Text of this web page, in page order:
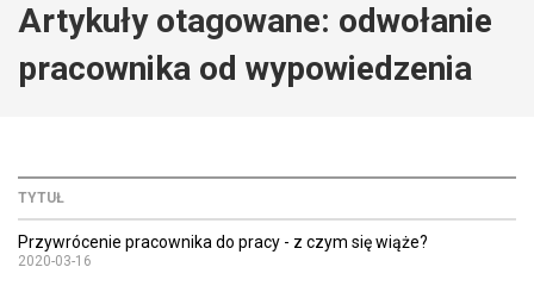
Artykuły otagowane: odwołanie
pracownika od wypowiedzenia
TYTUŁ
Przywrócenie pracownika do pracy - z czym się wiąże?
2020-03-16